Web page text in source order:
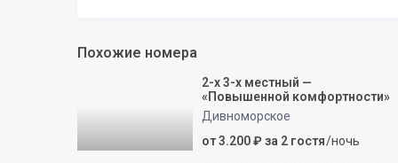
Похожие номера
2-х 3-х местный —
«Повышенной комфортности»
Дивноморское
от 3.200 ₽ за 2 гостя/ночь